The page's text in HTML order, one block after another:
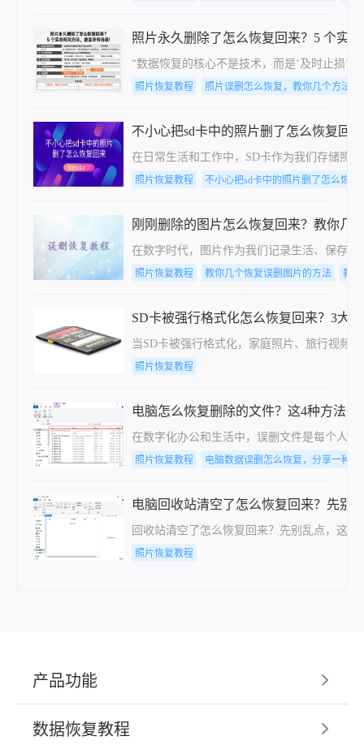
照片永久删除了怎么恢复回来？5 个实
“数据恢复的核心不是技术，而是‘及时止损
照片恢复教程 照片误删怎么恢复，教你几个方法
不小心把sd卡中的照片删了怎么恢复回
在日常生活和工作中，SD卡作为我们存储照
照片恢复教程 不小心把sd卡中的照片删了怎么恢复
刚刚删除的图片怎么恢复回来？教你几
在数字时代，图片作为我们记录生活、保存
照片恢复教程 教你几个恢复误删图片的方法 教
SD卡被强行格式化怎么恢复回来？3大
当SD卡被强行格式化，家庭照片、旅行视频
照片恢复教程
电脑怎么恢复删除的文件？这4种方法帮
在数字化办公和生活中，误删文件是每个人
照片恢复教程 电脑数据误删怎么恢复，分享一种简
电脑回收站清空了怎么恢复回来？先别
回收站清空了怎么恢复回来？先别乱点，这
照片恢复教程
产品功能
数据恢复教程